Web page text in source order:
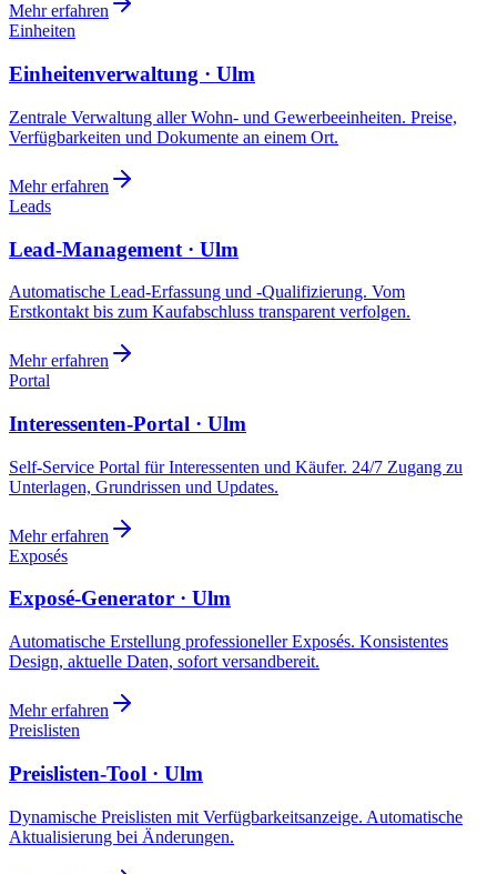
Mehr erfahren
Einheiten
Einheitenverwaltung · Ulm
Zentrale Verwaltung aller Wohn- und Gewerbeeinheiten. Preise,
Verfügbarkeiten und Dokumente an einem Ort.
Mehr erfahren
Leads
Lead-Management · Ulm
Automatische Lead-Erfassung und -Qualifizierung. Vom
Erstkontakt bis zum Kaufabschluss transparent verfolgen.
Mehr erfahren
Portal
Interessenten-Portal · Ulm
Self-Service Portal für Interessenten und Käufer. 24/7 Zugang zu
Unterlagen, Grundrissen und Updates.
Mehr erfahren
Exposés
Exposé-Generator · Ulm
Automatische Erstellung professioneller Exposés. Konsistentes
Design, aktuelle Daten, sofort versandbereit.
Mehr erfahren
Preislisten
Preislisten-Tool · Ulm
Dynamische Preislisten mit Verfügbarkeitsanzeige. Automatische
Aktualisierung bei Änderungen.